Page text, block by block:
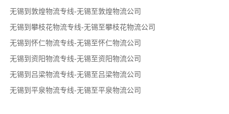
无锡到敦煌物流专线-无锡至敦煌物流公司
无锡到攀枝花物流专线-无锡至攀枝花物流公司
无锡到怀仁物流专线-无锡至怀仁物流公司
无锡到资阳物流专线-无锡至资阳物流公司
无锡到吕梁物流专线-无锡至吕梁物流公司
无锡到平泉物流专线-无锡至平泉物流公司